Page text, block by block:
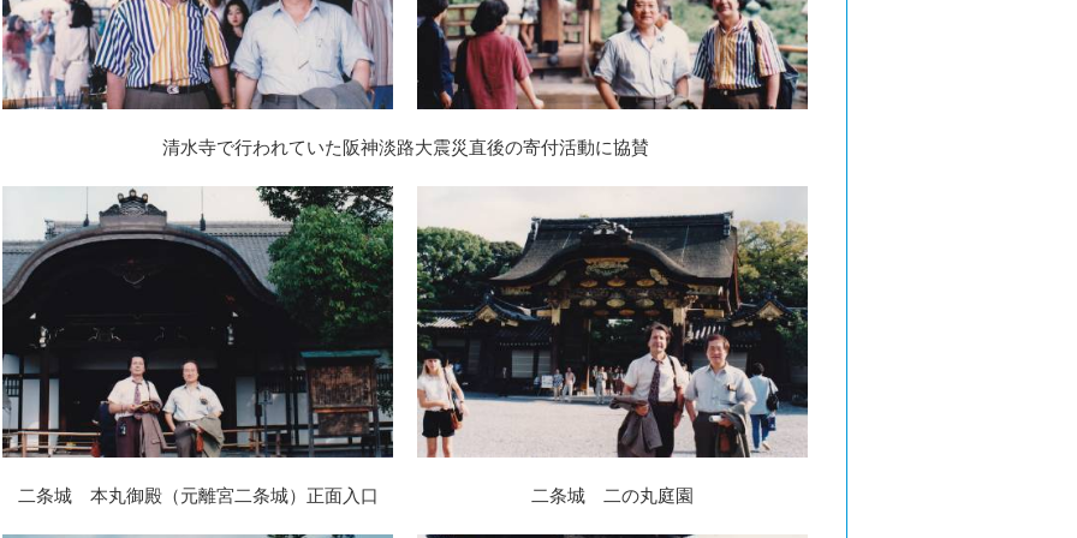
清水寺で行われていた阪神淡路大震災直後の寄付活動に協賛
二条城 本丸御殿（元離宮二条城）正面入口 二条城 二の丸庭園